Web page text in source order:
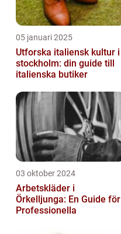
05 januari 2025
Utforska italiensk kultur i
stockholm: din guide till
italienska butiker
03 oktober 2024
Arbetskläder i
Örkelljunga: En Guide för
Professionella